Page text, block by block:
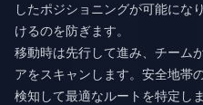
したポジショニングが可能にな
けるのを防ぎます。
移動時は先行して進み、チーム
アをスキャンします。安全地帯
検知して最適なルートを特定しま